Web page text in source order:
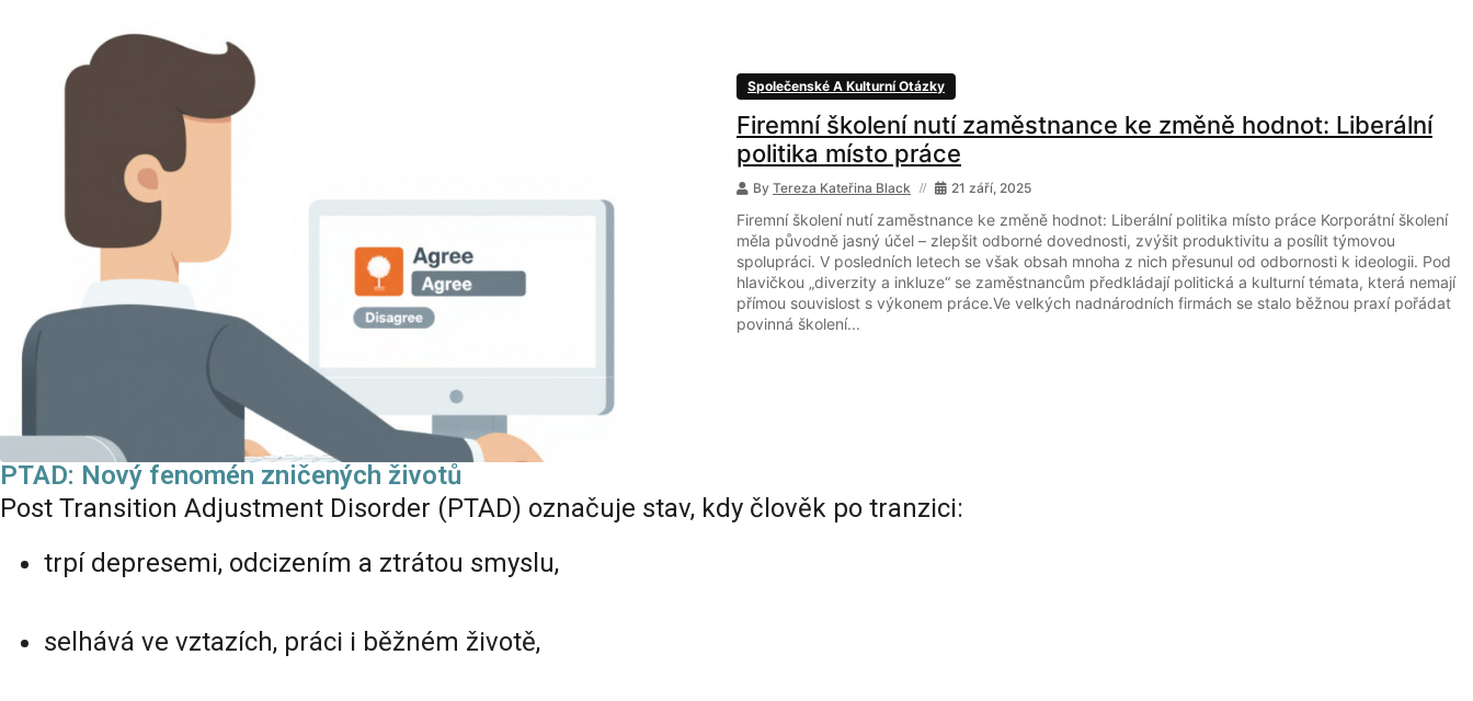
Společenské A Kulturní Otázky
Firemní školení nutí zaměstnance ke změně hodnot: Liberální
politika místo práce
By Tereza Kateřina Black 21 září, 2025
Firemní školení nutí zaměstnance ke změně hodnot: Liberální politika místo práce Korporátní školení
měla původně jasný účel – zlepšit odborné dovednosti, zvýšit produktivitu a posílit týmovou
spolupráci. V posledních letech se však obsah mnoha z nich přesunul od odbornosti k ideologii. Pod
hlavičkou „diverzity a inkluze“ se zaměstnancům předkládají politická a kulturní témata, která nemají
přímou souvislost s výkonem práce.Ve velkých nadnárodních firmách se stalo běžnou praxí pořádat
povinná školení...
PTAD: Nový fenomén zničených životů
Post Transition Adjustment Disorder (PTAD) označuje stav, kdy člověk po tranzici:
trpí depresemi, odcizením a ztrátou smyslu,
selhává ve vztazích, práci i běžném životě,